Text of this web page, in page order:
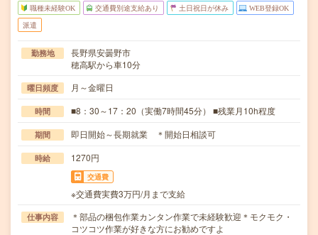
職種未経験OK 交通費別途支給あり 土日祝日が休み WEB登録OK
派遣
勤務地
長野県安曇野市
穂高駅から車10分
曜日頻度 月～金曜日
時間 ■8：30～17：20（実働7時間45分） ■残業月10h程度
期間 即日開始～長期就業 ＊開始日相談可
時給 1270円
交通費
※交通費実費3万円/月まで支給
仕事内容
＊部品の梱包作業カンタン作業で未経験歓迎＊モクモク・
コツコツ作業が好きな方にお勧めですよ